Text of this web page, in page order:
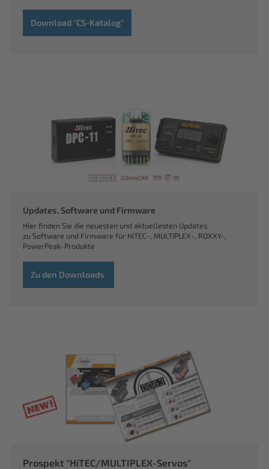
Download "CS-Katalog"
Updates, Software und Firmware
Hier finden Sie die neuesten und aktuellesten Updates
zu Software und Firmware für HiTEC-, MULTIPLEX-, ROXXY-,
PowerPeak-Produkte
Zu den Downloads
Prospekt "HiTEC/MULTIPLEX-Servos"